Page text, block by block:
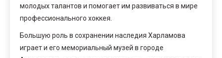
молодых талантов и помогает им развиваться в мире
профессионального хоккея.
Большую роль в сохранении наследия Харламова
играет и его мемориальный музей в городе